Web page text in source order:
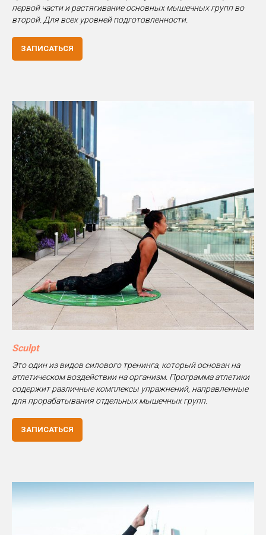
первой части и растягивание основных мышечных групп во
второй. Для всех уровней подготовленности.
ЗАПИСАТЬСЯ
Sculpt
Это один из видов силового тренинга, который основан на
атлетическом воздействии на организм. Программа атлетики
содержит различные комплексы упражнений, направленные
для прорабатывания отдельных мышечных групп.
ЗАПИСАТЬСЯ